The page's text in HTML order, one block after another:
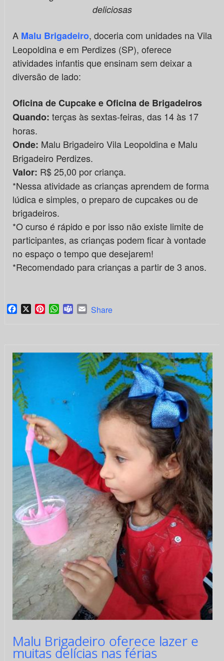
deliciosas
A Malu Brigadeiro, doceria com unidades na Vila
Leopoldina e em Perdizes (SP), oferece
atividades infantis que ensinam sem deixar a
diversão de lado:
Oficina de Cupcake e Oficina de Brigadeiros
Quando: terças às sextas-feiras, das 14 às 17
horas.
Onde: Malu Brigadeiro Vila Leopoldina e Malu
Brigadeiro Perdizes.
Valor: R$ 25,00 por criança.
*Nessa atividade as crianças aprendem de forma
lúdica e simples, o preparo de cupcakes ou de
brigadeiros.
*O curso é rápido e por isso não existe limite de
participantes, as crianças podem ficar à vontade
no espaço o tempo que desejarem!
*Recomendado para crianças a partir de 3 anos.
Facebook
X PinterestWhatsApp
TeamsEmail
Share
Malu Brigadeiro oferece lazer e
muitas delícias nas férias